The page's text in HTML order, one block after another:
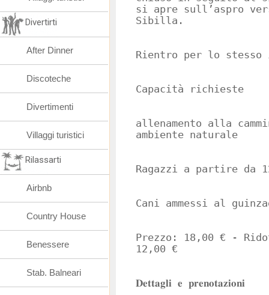
si apre sull’aspro
Sibilla.
Rientro per lo
Capacità richieste
allenamento alla
ambiente naturale
Ragazzi a partire da
Cani ammessi al
Prezzo: 18,00 € -
12,00 €
𝐃𝐞𝐭𝐭𝐚𝐠𝐥𝐢 𝐞 𝐩𝐫𝐞𝐧𝐨𝐭𝐚𝐳𝐢𝐨𝐧𝐢
Divertirti
After Dinner
Discoteche
Divertimenti
Villaggi turistici
Rilassarti
Airbnb
Country House
Benessere
Stab. Balneari